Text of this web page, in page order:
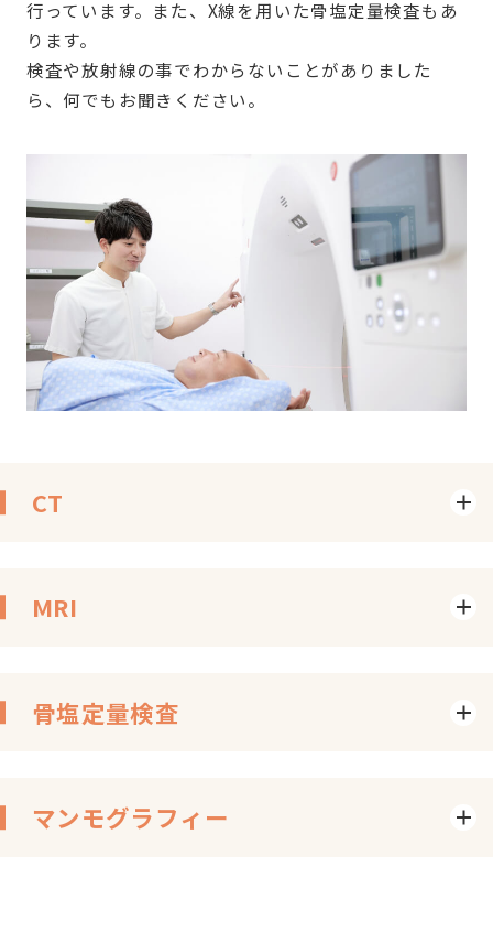
行っています。また、X線を用いた骨塩定量検査もあ
ります。
検査や放射線の事でわからないことがありました
ら、何でもお聞きください。
CT
MRI
骨塩定量検査
マンモグラフィー